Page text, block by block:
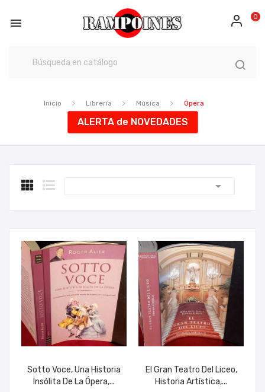
 0
Inicio Librería Música Ópera
ALERTA de NOVEDADES

Sotto Voce, Una Historia
Insólita De La Ópera,...
El Gran Teatro Del Liceo,
Historia Artística,...